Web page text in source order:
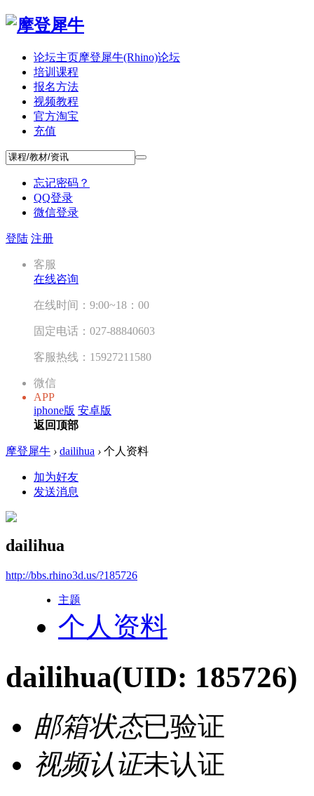
论坛主页摩登犀牛(Rhino)论坛
培训课程
报名方法
视频教程
官方淘宝
充值
忘记密码？
QQ登录
微信登录
登陆 注册
客服
在线咨询
在线时间：9:00~18：00
固定电话：027-88840603
客服热线：15927211580
微信
APP
iphone版 安卓版
返回顶部
摩登犀牛 › dailihua › 个人资料
加为好友
发送消息
dailihua
http://bbs.rhino3d.us/?185726
主题
个人资料
dailihua(UID: 185726)
邮箱状态已验证
视频认证未认证